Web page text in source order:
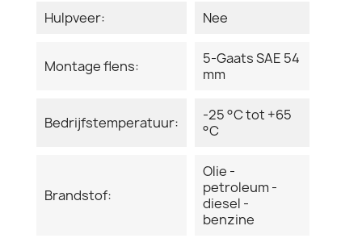
Hulpveer: Nee
Montage flens:
5-Gaats SAE 54
mm
Bedrijfstemperatuur:
-25 °C tot +65
°C
Brandstof:
Olie -
petroleum -
diesel -
benzine